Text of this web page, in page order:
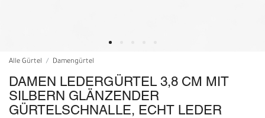
Alle Gürtel Damengürtel
DAMEN LEDERGÜRTEL 3,8 CM MIT
SILBERN GLÄNZENDER
GÜRTELSCHNALLE, ECHT LEDER